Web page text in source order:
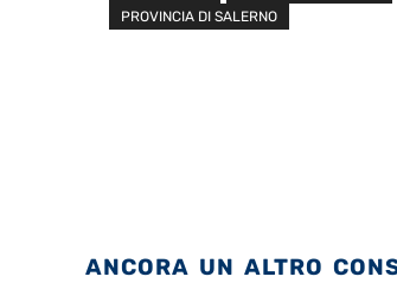
PROVINCIA DI SALERNO
ANCORA UN ALTRO